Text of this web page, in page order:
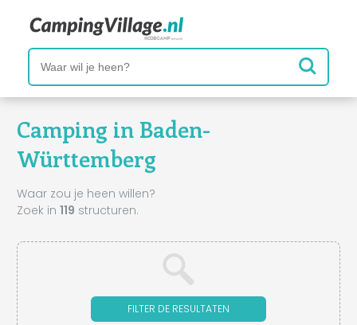
Camping in Baden-
Württemberg
Waar zou je heen willen?
Zoek in 119 structuren.
FILTER DE RESULTATEN